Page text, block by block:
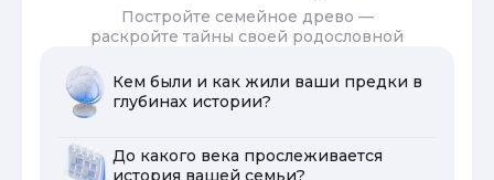
Постройте семейное древо —
раскройте тайны своей родословной
Кем были и как жили ваши предки в
глубинах истории?
До какого века прослеживается
история вашей семьи?